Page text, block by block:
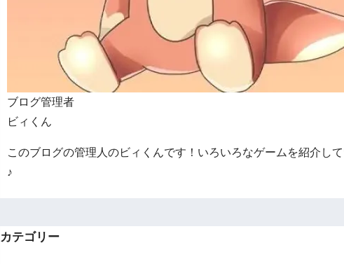
ブログ管理者
ビィくん
このブログの管理人のビィくんです！いろいろなゲームを紹介し
♪
カテゴリー